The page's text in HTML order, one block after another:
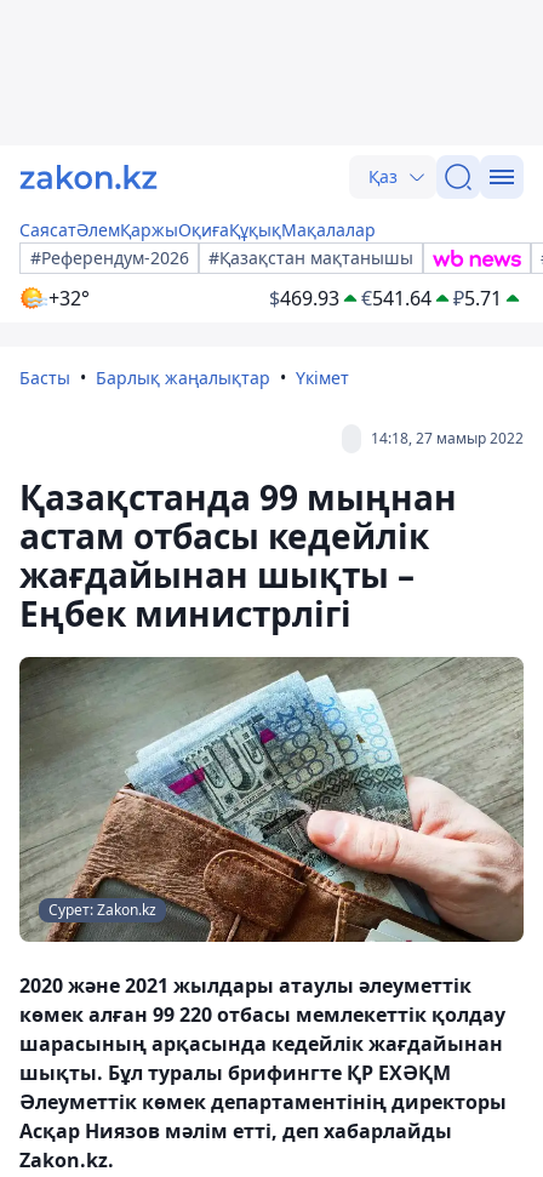
Қаз
СаясатӘлемҚаржыОқиғаҚұқықМақалалар
#Референдум-2026
#Қазақстан мақтанышы
+32° $469.93 €541.64 ₽5.71
Басты Барлық жаңалықтар Үкімет
14:18, 27 мамыр 2022
Қазақстанда 99 мыңнан
астам отбасы кедейлік
жағдайынан шықты –
Еңбек министрлігі
Сурет: Zakon.kz
2020 және 2021 жылдары атаулы әлеуметтік
көмек алған 99 220 отбасы мемлекеттік қолдау
шарасының арқасында кедейлік жағдайынан
шықты. Бұл туралы брифингте ҚР ЕХӘҚМ
Әлеуметтік көмек департаментінің директоры
Асқар Ниязов мәлім етті, деп хабарлайды
Zakon.kz.